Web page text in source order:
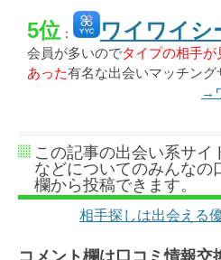
5位 ： ワイワイシ
会員が多いのでタイプの相手
あった有名な出会いマッチング
→
この記事の出会い系サイ
などについてのみんなの
欄から投稿できます。
相手探しは出会える
コメント欄は口コミ情報交